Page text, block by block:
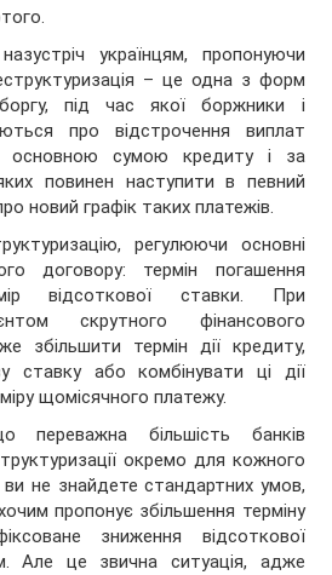
українцям, пропонуючи
– це одна з форм
боргу, під час якої боржники і
про відстрочення виплат
основною сумою кредиту і за
повинен наступити в певний
новий графік таких платежів.
регулюючи основні
договору: термін погашення
відсоткової ставки. При
скрутного фінансового
збільшити термін дії кредиту,
ставку або комбінувати ці дії
щомісячного платежу.
переважна більшість банків
окремо для кожного
не знайдете стандартних умов,
пропонує збільшення терміну
зниження відсоткової
Але це звична ситуація, адже